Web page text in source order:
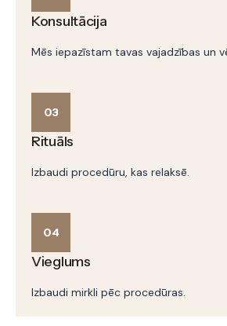
Konsultācija
Mēs iepazīstam tavas vajadzības un
03
Rituāls
Izbaudi procedūru, kas relaksē.
04
Vieglums
Izbaudi mirkli pēc procedūras.